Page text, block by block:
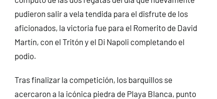
pudieron salir a vela tendida para el disfrute de los
aficionados, la victoria fue para el Romerito de David
Martín, con el Tritón y el Di Napoli completando el
podio.
Tras finalizar la competición, los barquillos se
acercaron a la icónica piedra de Playa Blanca, punto